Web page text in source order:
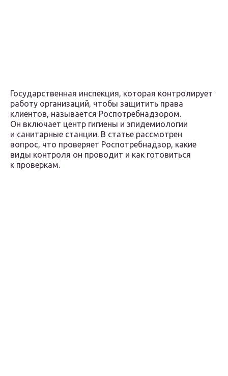
Государственная инспекция, которая контролирует
работу организаций, чтобы защитить права
клиентов, называется Роспотребнадзором.
Он включает центр гигиены и эпидемиологии
и санитарные станции. В статье рассмотрен
вопрос, что проверяет Роспотребнадзор, какие
виды контроля он проводит и как готовиться
к проверкам.